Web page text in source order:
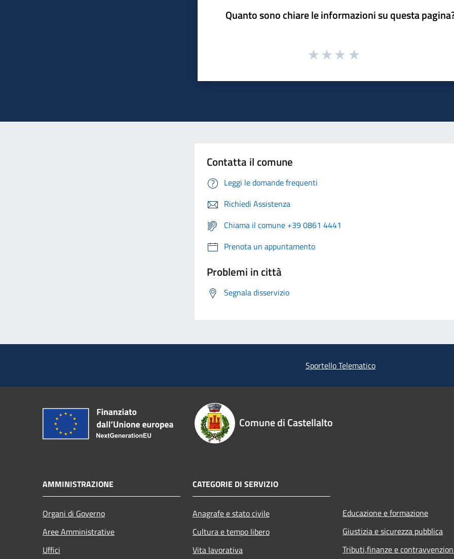
Quanto sono chiare le informazioni su questa
Contatta il comune
Leggi le domande frequenti
Richiedi Assistenza
Chiama il comune +39 0861 4441
Prenota un appuntamento
Problemi in città
Segnala disservizio
Sportello Telematico
Comune di Castellalto
AMMINISTRAZIONE
Organi di Governo
Aree Amministrative
Uffici
CATEGORIE DI SERVIZIO
Anagrafe e stato civile
Cultura e tempo libero
Vita lavorativa
Educazione e formazione
Giustizia e sicurezza pubblica
Tributi,finanze e